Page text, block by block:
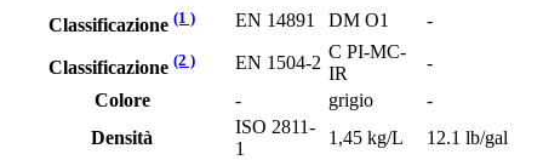
Classificazione (1 ) EN 14891 DM O1 -
Classificazione (2 ) EN 1504-2
C PI-MC-
IR
-
Colore
- grigio
-
Densità
ISO 2811-
1
1,45 kg/L
12.1 lb/gal